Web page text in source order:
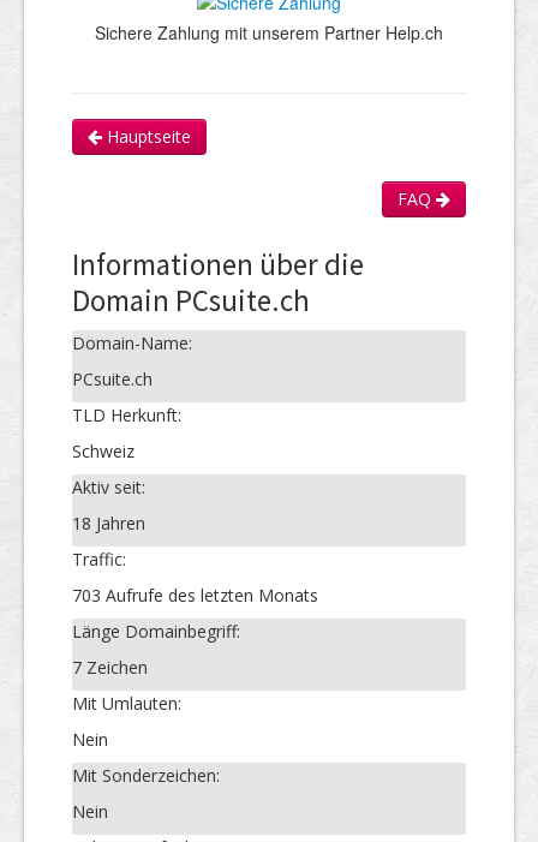
Sichere Zahlung mit unserem Partner Help.ch
Hauptseite
FAQ
Informationen über die
Domain PCsuite.ch
Domain-Name:
PCsuite.ch
TLD Herkunft:
Schweiz
Aktiv seit:
18 Jahren
Traffic:
703 Aufrufe des letzten Monats
Länge Domainbegriff:
7 Zeichen
Mit Umlauten:
Nein
Mit Sonderzeichen:
Nein